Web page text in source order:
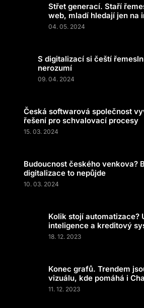
Střet generací. Staří
web, mladí hledají jen na
04. 05. 2024
S digitalizací si čeští
nerozumí
09. 04. 2024
Česká softwarová společnost
řešení pro schvalovací procesy
15. 03. 2024
Budoucnost českého venkova?
digitalizace to nepůjde
10. 03. 2024
Kolik stojí automatizace?
inteligence a kreditový
18. 12. 2023
Konec grafů. Trendem
vizuálu, kde pomáhá i
11. 12. 2023